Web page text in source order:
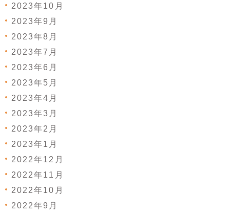
2023年10月
2023年9月
2023年8月
2023年7月
2023年6月
2023年5月
2023年4月
2023年3月
2023年2月
2023年1月
2022年12月
2022年11月
2022年10月
2022年9月